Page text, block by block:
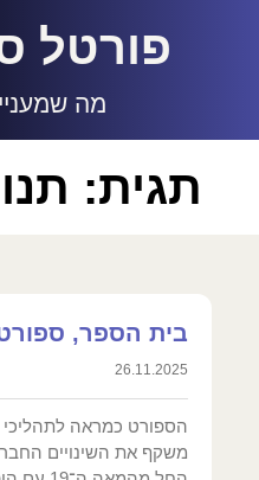
פורטל
מה
תגית:
בית הספר,
26.11.2025
הספורט כמראה לתהליכי
משקף את השינויים